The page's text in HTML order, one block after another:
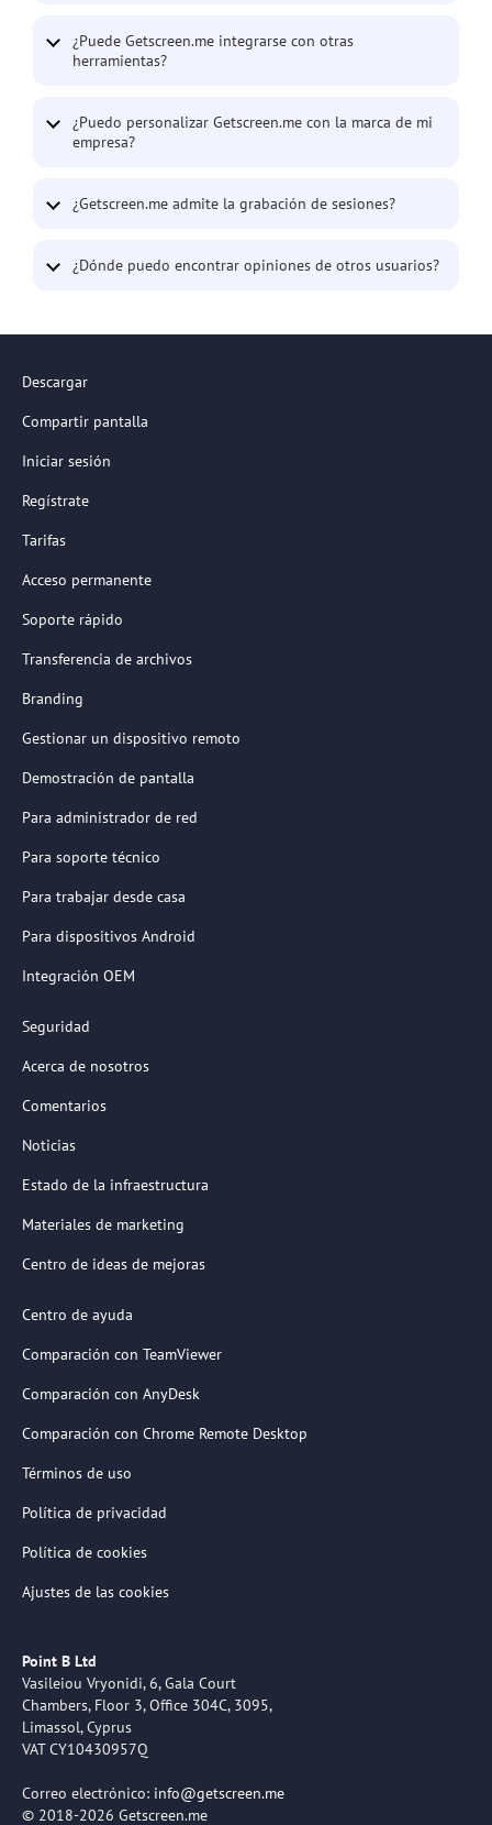
¿Puede Getscreen.me integrarse con otras
herramientas?
¿Puedo personalizar Getscreen.me con la marca de mi
empresa?
¿Getscreen.me admite la grabación de sesiones?
¿Dónde puedo encontrar opiniones de otros usuarios?
Descargar
Compartir pantalla
Iniciar sesión
Regístrate
Tarifas
Acceso permanente
Soporte rápido
Transferencia de archivos
Branding
Gestionar un dispositivo remoto
Demostración de pantalla
Para administrador de red
Para soporte técnico
Para trabajar desde casa
Para dispositivos Android
Integración OEM
Seguridad
Acerca de nosotros
Comentarios
Noticias
Estado de la infraestructura
Materiales de marketing
Centro de ideas de mejoras
Centro de ayuda
Comparación con TeamViewer
Comparación con AnyDesk
Comparación con Chrome Remote Desktop
Términos de uso
Política de privacidad
Política de cookies
Ajustes de las cookies
Point B Ltd
Vasileiou Vryonidi, 6, Gala Court
Chambers, Floor 3, Office 304C, 3095,
Limassol, Cyprus
VAT CY10430957Q
Correo electrónico: info@getscreen.me
© 2018-2026 Getscreen.me